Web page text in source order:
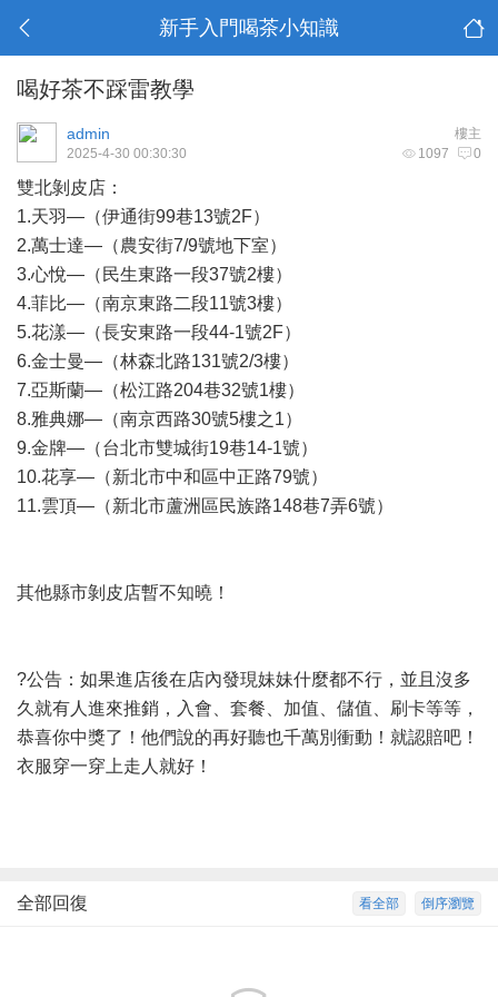
新手入門喝茶小知識
喝好茶不踩雷教學
樓主
admin
1097 0
2025-4-30 00:30:30
雙北剝皮店：
1.天羽—（伊通街99巷13號2F）
2.萬士達—（農安街7/9號地下室）
3.心悅—（民生東路一段37號2樓）
4.菲比—（南京東路二段11號3樓）
5.花漾—（長安東路一段44-1號2F）
6.金士曼—（林森北路131號2/3樓）
7.亞斯蘭—（松江路204巷32號1樓）
8.雅典娜—（南京西路30號5樓之1）
9.金牌—（台北市雙城街19巷14-1號）
10.花享—（新北市中和區中正路79號）
11.雲頂—（新北市蘆洲區民族路148巷7弄6號）
其他縣市剝皮店暫不知曉！
?公告：如果進店後在店內發現妹妹什麼都不行，並且沒多
久就有人進來推銷，入會、套餐、加值、儲值、刷卡等等，
恭喜你中獎了！他們說的再好聽也千萬別衝動！就認賠吧！
衣服穿一穿上走人就好！
倒序瀏覽
看全部
全部回復